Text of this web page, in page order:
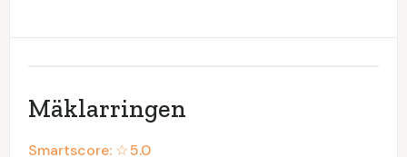
Mäklarringen
Smartscore: ☆5.0